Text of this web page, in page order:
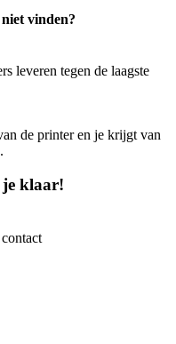
vinden?
leveren tegen de laagste
de printer en je krijgt van
je klaar!